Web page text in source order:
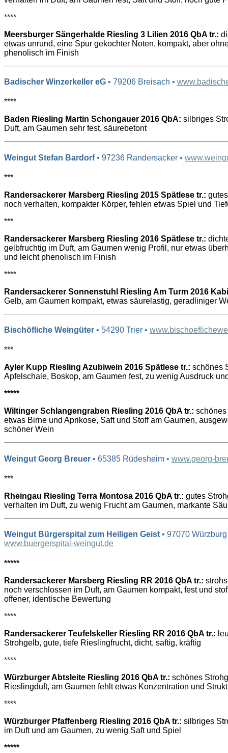
****
Meersburger Sängerhalde Riesling 3 Lilien 2016 QbA tr.:
etwas unrund, eine Spur gekochter Noten, kompakt, aber
phenolisch im Finish
Badischer Winzerkeller eG • 79206 Breisach •
****
Baden Riesling Martin Schongauer 2016 QbA: silbriges
Duft, am Gaumen sehr fest, säurebetont
Weingut Stefan Bardorf• 97236 Randersacker •
***
Randersackerer Marsberg Riesling 2015 Spätlese tr.:
noch verhalten, kompakter Körper, fehlen etwas Spiel und
***
Randersackerer Marsberg Riesling 2016 Spätlese tr.:
gelbfruchtig im Duft, am Gaumen wenig Profil, nur etwas
und leicht phenolisch im Finish
****
Randersackerer Sonnenstuhl Riesling Am Turm 2016
Gelb, am Gaumen kompakt, etwas säurelastig, geradliniger
Bischöfliche Weingüter • 54290 Trier •
***
Ayler Kupp Riesling Azubiwein 2016 Spätlese tr.: schönes
Apfelschale, Boskop, am Gaumen fest, zu wenig Ausdruck
*****
Wiltinger Schlangengraben Riesling 2016 QbA tr.:
etwas Birne und Aprikose, Saft und Stoff am Gaumen,
schöner Wein
Weingut Georg Breuer • 65385 Rüdesheim • www.georg-
***
Rheingau Riesling Terra Montosa 2016 QbA tr.: gutes
verhalten im Duft, zu wenig Frucht am Gaumen, markante
Weingut Bürgerspital zum Heiligen Geist • 97070 Würzburg
www.buergerspital-weingut.de
*****
Randersackerer Marsberg Riesling RR 2016 QbA tr.:
noch verschlossen im Duft, am Gaumen kompakt, fest und
offener, identische Bewertung
****
Randersackerer Teufelskeller Riesling RR 2016 QbA tr.:
Strohgelb, gute, tiefe Rieslingfrucht, dicht, saftig, kräftig
****
Würzburger Abtsleite Riesling 2016 QbA tr.: schönes
Rieslingduft, am Gaumen fehlt etwas Konzentration und
****
Würzburger Pfaffenberg Riesling 2016 QbA tr.: silbriges
im Duft und am Gaumen, zu wenig Saft und Spiel
*****